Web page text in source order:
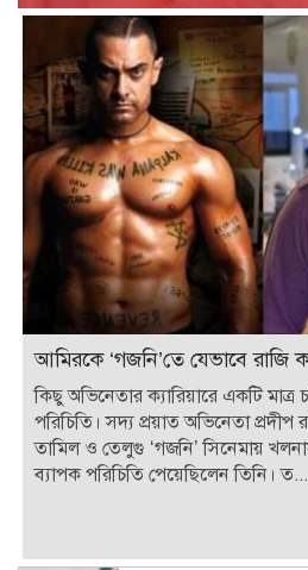
আমিরকে ‘গজনি’তে যেভাবে রাজি
কিছু অভিনেতার ক্যারিয়ারে একটি
পরিচিতি। সদ্য প্রয়াত অভিনেতা
তামিল ও তেলুগু ‘গজনি’ সিনেমায়
ব্যাপক পরিচিতি পেয়েছিলেন তিনি। ত...